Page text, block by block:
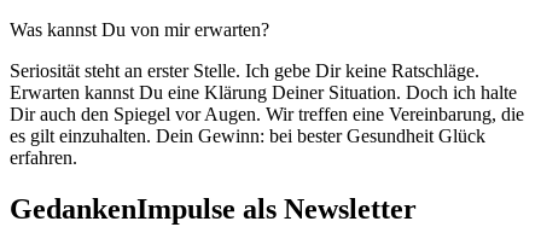
Was kannst Du von mir erwarten?
Seriosität steht an erster Stelle. Ich gebe Dir keine Ratschläge.
Erwarten kannst Du eine Klärung Deiner Situation. Doch ich halte
Dir auch den Spiegel vor Augen. Wir treffen eine Vereinbarung, die
es gilt einzuhalten. Dein Gewinn: bei bester Gesundheit Glück
erfahren.
GedankenImpulse als Newsletter